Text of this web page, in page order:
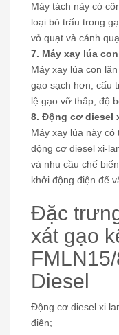
Máy tách này có
loại bỏ trấu trong
vỏ quạt và cánh
7. Máy xay lúa
Máy xay lúa con
gạo sạch hơn, cấu
lệ gạo vỡ thấp, độ
8. Động cơ diesel
Máy xay lúa này
động cơ diesel xi-
và nhu cầu chế
khởi động điện để
Đặc
xát gạo
Diesel
Động cơ diesel xi
điện;